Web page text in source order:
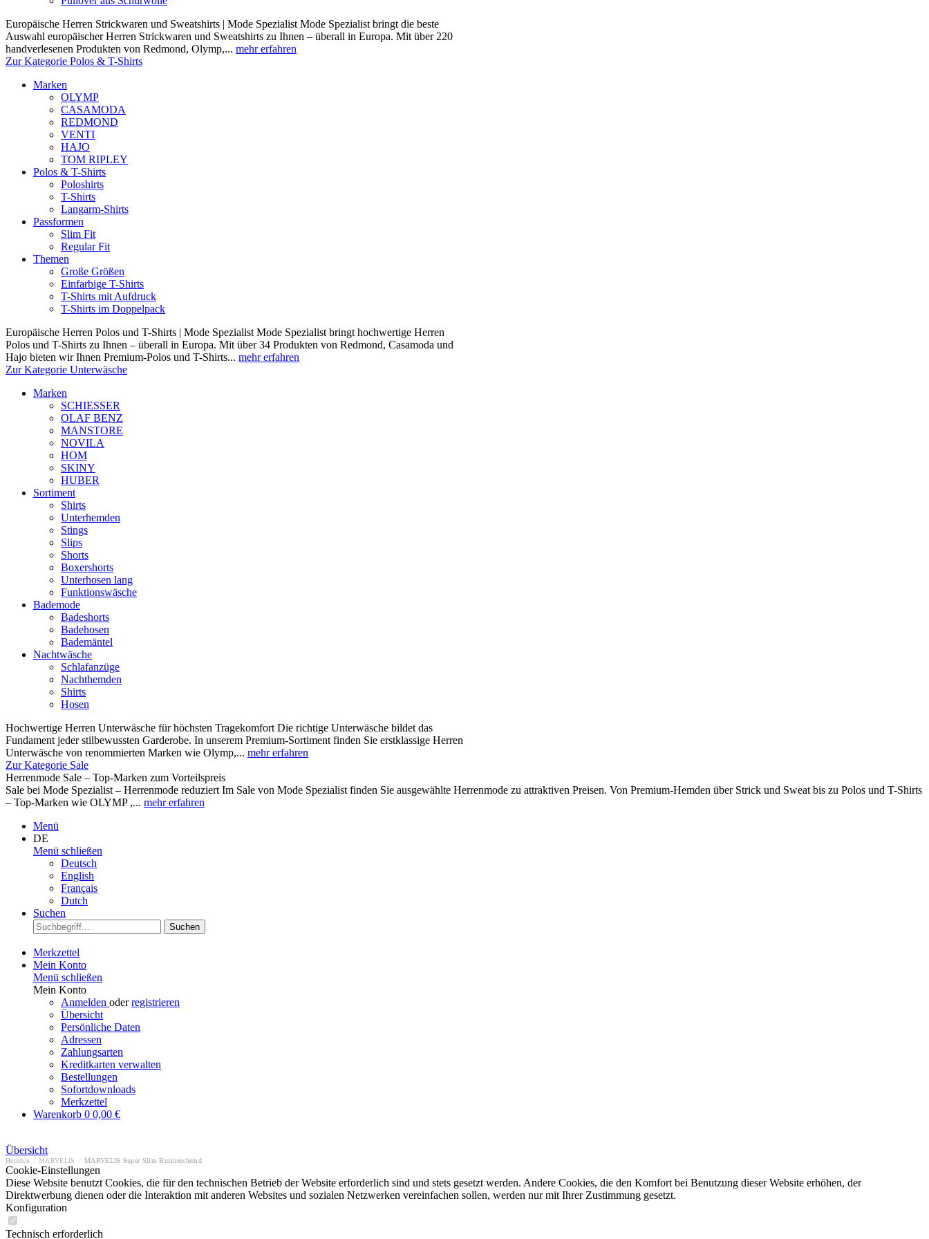
Europäische Herren Strickwaren und Sweatshirts | Mode Spezialist Mode Spezialist bringt die beste
Auswahl europäischer Herren Strickwaren und Sweatshirts zu Ihnen – überall in Europa. Mit über 220
handverlesenen Produkten von Redmond, Olymp,... mehr erfahren
Zur Kategorie Polos & T-Shirts
Marken
OLYMP
CASAMODA
REDMOND
VENTI
HAJO
TOM RIPLEY
Polos & T-Shirts
Poloshirts
T-Shirts
Langarm-Shirts
Passformen
Slim Fit
Regular Fit
Themen
Große Größen
Einfarbige T-Shirts
T-Shirts mit Aufdruck
T-Shirts im Doppelpack
Europäische Herren Polos und T-Shirts | Mode Spezialist Mode Spezialist bringt hochwertige Herren
Polos und T-Shirts zu Ihnen – überall in Europa. Mit über 34 Produkten von Redmond, Casamoda und
Hajo bieten wir Ihnen Premium-Polos und T-Shirts... mehr erfahren
Zur Kategorie Unterwäsche
Marken
SCHIESSER
OLAF BENZ
MANSTORE
NOVILA
HOM
SKINY
HUBER
Sortiment
Shirts
Unterhemden
Stings
Slips
Shorts
Boxershorts
Unterhosen lang
Funktionswäsche
Bademode
Badeshorts
Badehosen
Bademäntel
Nachtwäsche
Schlafanzüge
Nachthemden
Shirts
Hosen
Hochwertige Herren Unterwäsche für höchsten Tragekomfort Die richtige Unterwäsche bildet das
Fundament jeder stilbewussten Garderobe. In unserem Premium-Sortiment finden Sie erstklassige Herren
Unterwäsche von renommierten Marken wie Olymp,... mehr erfahren
Zur Kategorie Sale
Herrenmode Sale – Top-Marken zum Vorteilspreis
Sale bei Mode Spezialist – Herrenmode reduziert Im Sale von Mode Spezialist finden Sie ausgewählte Herrenmode zu attraktiven Preisen. Von Premium-Hemden über Strick und Sweat bis zu Polos und T-Shirts
– Top-Marken wie OLYMP ,... mehr erfahren
Menü
DE
Menü schließen
Deutsch
English
Français
Dutch
Suchen
Suchen
Merkzettel
Mein Konto
Menü schließen
Mein Konto
Anmelden oderregistrieren
Übersicht
Persönliche Daten
Adressen
Zahlungsarten
Kreditkarten verwalten
Bestellungen
Sofortdownloads
Merkzettel
Warenkorb 0 0,00 €
Übersicht
Hemden MARVELIS MARVELIS Super Slim Businesshemd
Cookie-Einstellungen
Diese Website benutzt Cookies, die für den technischen Betrieb der Website erforderlich sind und stets gesetzt werden. Andere Cookies, die den Komfort bei Benutzung dieser Website erhöhen, der
Direktwerbung dienen oder die Interaktion mit anderen Websites und sozialen Netzwerken vereinfachen sollen, werden nur mit Ihrer Zustimmung gesetzt.
Konfiguration
Technisch erforderlich